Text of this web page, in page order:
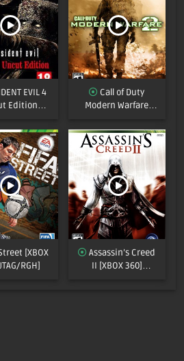
EVIL 4
Edition
Call of Duty
Modern Warfare
[JTAG/RGH]
[XBOX
RGH]
Assassin’s Creed
II [XBOX 360]